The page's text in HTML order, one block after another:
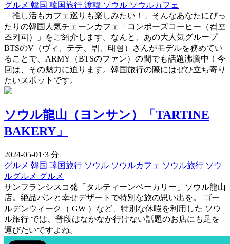
グルメ 韓国 韓国旅行 渡韓 ソウル ソウルカフェ
「推し活もカフェ巡りも楽しみたい！」そんなあなたにぴっ
たりの韓国人気チェーンカフェ「コンポーズコーヒー（컴포
즈커피）」をご紹介します。なんと、あの大人気グループ
BTSのV（ヴィ、テテ、뷔、태형）さんがモデルを務めてい
ることで、ARMY（BTSのファン）の間でも話題沸騰中！今
回は、その魅力に迫ります。韓国旅行の際にはぜひ立ち寄り
たいスポットです。
ソウル龍山（ヨンサン）「TARTINE
BAKERY」
2024-05-01 ·3 分
グルメ 韓国 韓国旅行 ソウル ソウルカフェ ソウル旅行 ソウ
ルグルメ グルメ
サンフランシスコ発「タルティーンベーカリー」ソウル龍山
店。絶品パンと幸せデザートで特別な旅の思い出を。 ゴー
ルデンウィーク（ GW ）など、特別な休暇を利用した ソウ
ル旅行 では、普段はなかなか行けない話題のお店にも足を
運びたいですよね。